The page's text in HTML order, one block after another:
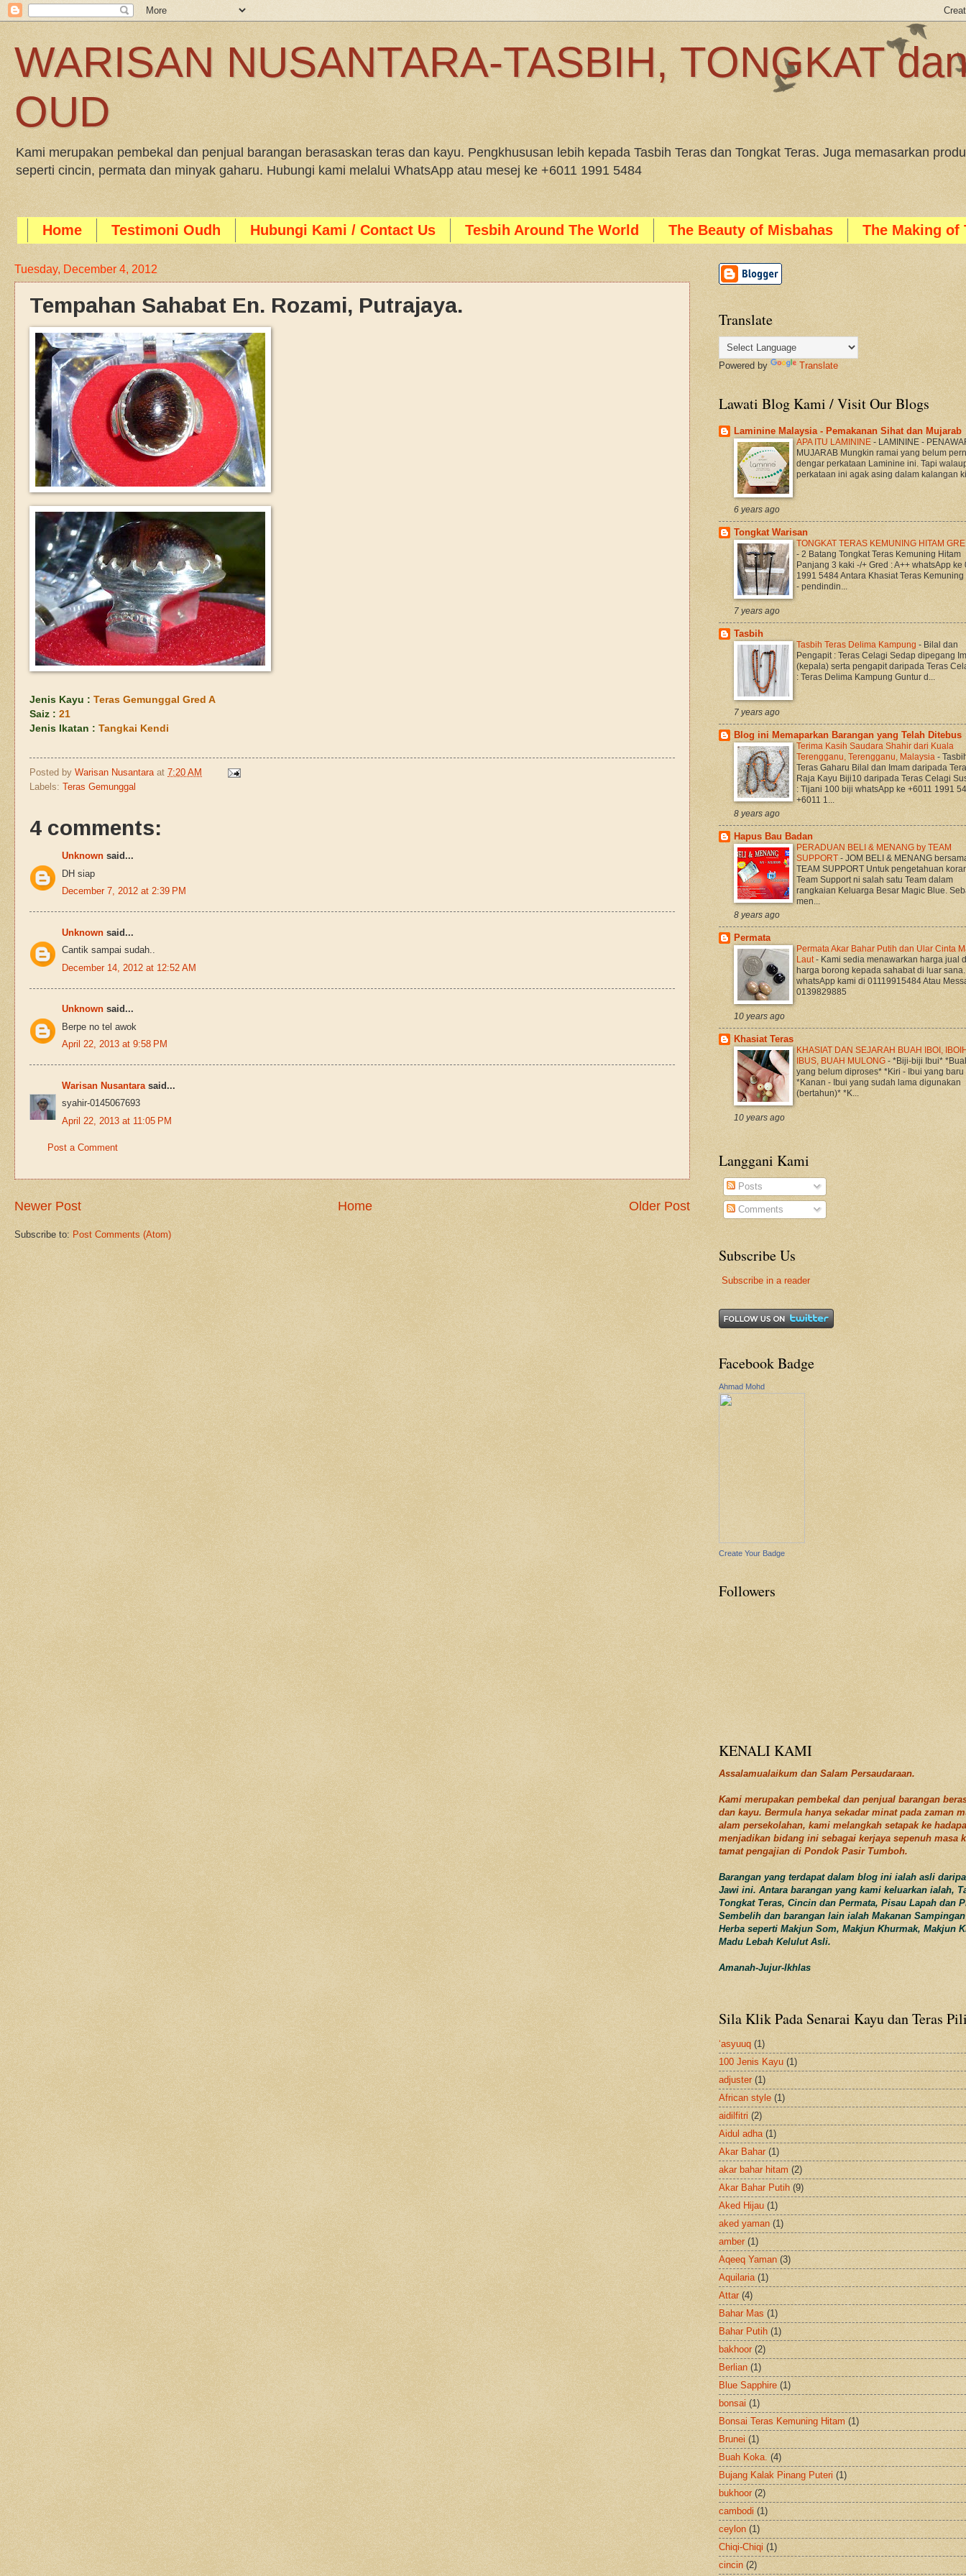
WARISAN NUSANTARA-TASBIH, TONGKAT
OUD
Kami merupakan pembekal dan penjual barangan berasaskan teras dan kayu. Pengkhususan lebih kepada Tasbih Teras dan Tongkat Teras. Juga memasarkan
seperti cincin, permata dan minyak gaharu. Hubungi kami melalui WhatsApp atau mesej ke +6011 1991 5484
Home Testimoni Oudh Hubungi Kami / Contact Us Tesbih Around The World The Beauty of Misbahas The Making of
Tuesday, December 4, 2012
Tempahan Sahabat En. Rozami, Putrajaya.
Jenis Kayu : Teras Gemunggal Gred A
Saiz : 21
Jenis Ikatan : Tangkai Kendi
Posted by Warisan Nusantara at 7:20 AM
Labels: Teras Gemunggal
4 comments:
Unknown said...
DH siap
December 7, 2012 at 2:39 PM
Unknown said...
Cantik sampai sudah..
December 14, 2012 at 12:52 AM
Unknown said...
Berpe no tel awok
April 22, 2013 at 9:58 PM
Warisan Nusantara said...
syahir-0145067693
April 22, 2013 at 11:05 PM
Post a Comment
Newer Post Older Post
Home
Subscribe to: Post Comments (Atom)
Translate
Powered by Translate
Lawati Blog Kami / Visit Our Blogs
Laminine Malaysia - Pemakanan Sihat dan Mujarab
APA ITU LAMININE - LAMININE -
MUJARAB Mungkin ramai yang belum
dengar perkataan Laminine ini. Tapi
perkataan ini agak asing dalam kalangan
6 years ago
Tongkat Warisan
TONGKAT TERAS KEMUNING HITAM
- 2 Batang Tongkat Teras Kemuning Hitam
Panjang 3 kaki -/+ Gred : A++ whatsApp ke
1991 5484 Antara Khasiat Teras Kemuning
- pendindin...
7 years ago
Tasbih
Tasbih Teras Delima Kampung - Bilal dan
Pengapit : Teras Celagi Sedap dipegang
(kepala) serta pengapit daripada Teras
: Teras Delima Kampung Guntur d...
7 years ago
Blog ini Memaparkan Barangan yang Telah Ditebus
Terima Kasih Saudara Shahir dari Kuala
Terengganu, Terengganu, Malaysia -
Teras Gaharu Bilal dan Imam daripada
Raja Kayu Biji10 daripada Teras Celagi
: Tijani 100 biji whatsApp ke +6011 1991
+6011 1...
8 years ago
Hapus Bau Badan
PERADUAN BELI & MENANG by TEAM
SUPPORT- JOM BELI & MENANG
TEAM SUPPORT Untuk pengetahuan
Team Support ni salah satu Team dalam
rangkaian Keluarga Besar Magic Blue.
men...
8 years ago
Permata
Permata Akar Bahar Putih dan Ular Cinta
Laut- Kami sedia menawarkan harga jual
harga borong kepada sahabat di luar sana.
whatsApp kami di 01119915484 Atau
0139829885
10 years ago
Khasiat Teras
KHASIAT DAN SEJARAH BUAH IBOI,
IBUS, BUAH MULONG - *Biji-biji Ibui*
yang belum diproses* *Kiri - Ibui yang baru
*Kanan - Ibui yang sudah lama digunakan
(bertahun)* *K...
10 years ago
Langgani Kami
Posts
Comments
Subscribe Us
Subscribe in a reader
Facebook Badge
Ahmad Mohd
Create Your Badge
Followers
KENALI KAMI
Assalamualaikum dan Salam Persaudaraan.
Kami merupakan pembekal dan penjual barangan
dan kayu. Bermula hanya sekadar minat pada zaman
alam persekolahan, kami melangkah setapak ke
menjadikan bidang ini sebagai kerjaya sepenuh masa
tamat pengajian di Pondok Pasir Tumboh.
Barangan yang terdapat dalam blog ini ialah asli
Jawi ini. Antara barangan yang kami keluarkan ialah,
Tongkat Teras, Cincin dan Permata, Pisau Lapah dan
Sembelih dan barangan lain ialah Makanan
Herba seperti Makjun Som, Makjun Khurmak, Makjun
Madu Lebah Kelulut Asli.
Amanah-Jujur-Ikhlas
Sila Klik Pada Senarai Kayu dan Teras
‘asyuuq (1)
100 Jenis Kayu (1)
adjuster (1)
African style (1)
aidilfitri (2)
Aidul adha (1)
Akar Bahar (1)
akar bahar hitam (2)
Akar Bahar Putih (9)
Aked Hijau (1)
aked yaman (1)
amber (1)
Aqeeq Yaman (3)
Aquilaria (1)
Attar (4)
Bahar Mas (1)
Bahar Putih (1)
bakhoor (2)
Berlian (1)
Blue Sapphire (1)
bonsai (1)
Bonsai Teras Kemuning Hitam (1)
Brunei (1)
Buah Koka. (4)
Bujang Kalak Pinang Puteri (1)
bukhoor (2)
cambodi (1)
ceylon (1)
Chiqi-Chiqi (1)
cincin (2)